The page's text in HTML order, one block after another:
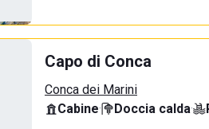
Capo di Conca
Conca dei Marini
Cabine· Doccia calda·